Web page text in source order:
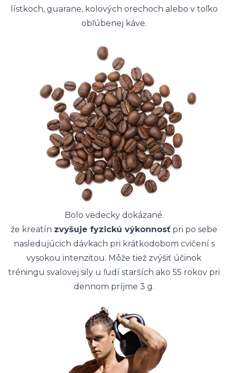
lístkoch, guarane, kolových orechoch alebo v toľko
obľúbenej káve.
Bolo vedecky dokázané.
že kreatín zvyšuje fyzickú výkonnosť pri po sebe
nasledujúcich dávkach pri krátkodobom cvičení s
vysokou intenzitou. Môže tiež zvýšiť účinok
tréningu svalovej sily u ľudí starších ako 55 rokov pri
dennom príjme 3 g.